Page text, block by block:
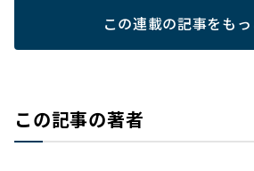
この連載の記事をも
この記事の著者